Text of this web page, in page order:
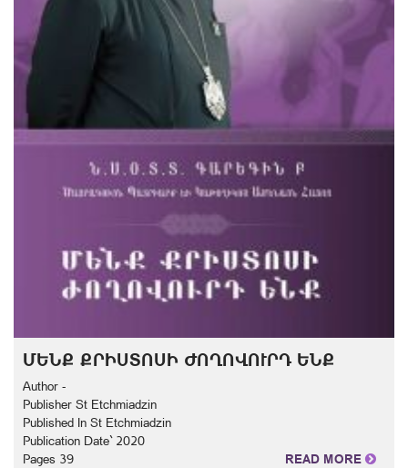
ՄԵՆՔ ՔՐԻՍՏՈՍԻ ԺՈՂՈՎՈՒՐԴ ԵՆՔ
Author -
Publisher St Etchmiadzin
Published In St Etchmiadzin
Publication Date` 2020
Pages 39
READ MORE